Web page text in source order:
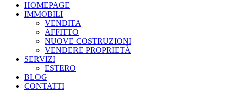
HOMEPAGE
IMMOBILI
VENDITA
AFFITTO
NUOVE COSTRUZIONI
VENDERE PROPRIETÀ
SERVIZI
ESTERO
BLOG
CONTATTI